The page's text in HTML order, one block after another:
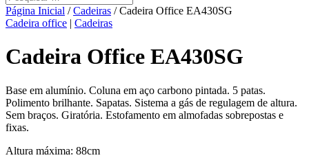
Página Inicial /Cadeiras / Cadeira Office EA430SG
Cadeira office | Cadeiras
Cadeira Office EA430SG
Base em alumínio. Coluna em aço carbono pintada. 5 patas.
Polimento brilhante. Sapatas. Sistema a gás de regulagem de altura.
Sem braços. Giratória. Estofamento em almofadas sobrepostas e
fixas.
Altura máxima: 88cm